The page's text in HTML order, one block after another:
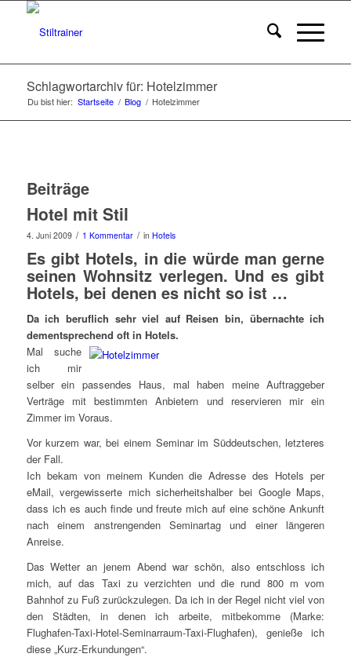
Schlagwortarchiv für: Hotelzimmer
Du bist hier: Startseite / Blog / Hotelzimmer
Beiträge
Hotel mit Stil
4. Juni 2009 / 1 Kommentar / in Hotels
Es gibt Hotels, in die würde man gerne
seinen Wohnsitz verlegen. Und es gibt
Hotels, bei denen es nicht so ist …
Da ich beruflich sehr viel auf Reisen bin, übernachte ich
dementsprechend oft in Hotels.
Mal suche
ich mir
selber ein passendes Haus, mal haben meine Auftraggeber
Verträge mit bestimmten Anbietern und reservieren mir ein
Zimmer im Voraus.
Vor kurzem war, bei einem Seminar im Süddeutschen, letzteres
der Fall.
Ich bekam von meinem Kunden die Adresse des Hotels per
eMail, vergewisserte mich sicherheitshalber bei Google Maps,
dass ich es auch finde und freute mich auf eine schöne Ankunft
nach einem anstrengenden Seminartag und einer längeren
Anreise.
Das Wetter an jenem Abend war schön, also entschloss ich
mich, auf das Taxi zu verzichten und die rund 800 m vom
Bahnhof zu Fuß zurückzulegen. Da ich in der Regel nicht viel von
den Städten, in denen ich arbeite, mitbekomme (Marke:
Flughafen-Taxi-Hotel-Seminarraum-Taxi-Flughafen), genieße ich
diese „Kurz-Erkundungen“.